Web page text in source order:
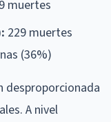
muertes
229 muertes
(36%)
desproporcionada
A nivel